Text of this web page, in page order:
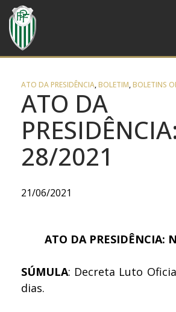
ATO DA PRESIDÊNCIA,BOLETIM,BOLETINS
ATO DA
28/2021
21/06/2021
ATO DA PRESIDÊNCIA:
SÚMULA: Decreta Luto
dias.